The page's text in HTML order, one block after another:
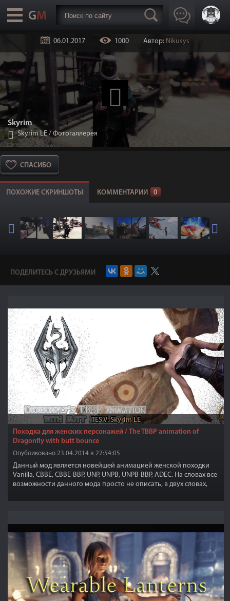
06.01.2017 1000 Автор: Nikusys
Skyrim
Skyrim LE/ Фотогаллерея
СПАСИБО
ПОХОЖИЕ СКРИНШОТЫ КОММЕНТАРИИ 0
ПОДЕЛИТЕСЬ С ДРУЗЬЯМИ
TES V: Skyrim LE
Походка для женских персонажей / The TBBP animation of
Dragonfly with butt bounce
Опубликовано 23.04.2014 в 22:54:05
Данный мод является новейшей анимацией женской походки
Vanilla, CBBE, CBBE-BBP, UNP, UNPB, UNPB-BBP, ADEC. На словах все
возможности данного мода просто не описать, в двух словах,